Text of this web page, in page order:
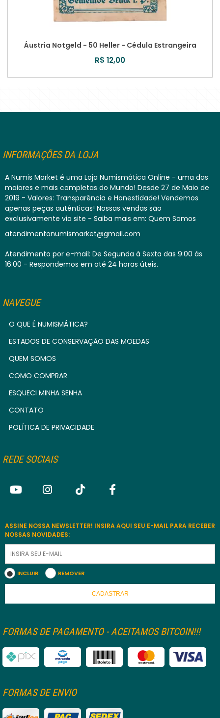
Áustria Notgeld - 50 Heller - Cédula Estrangeira
R$ 12,00
INFORMAÇÕES DA LOJA
A Numis Market é uma Loja Numismática Online - uma das
maiores e mais completas do Mundo! Desde 27 de Maio de
2019 - Valores: Transparência e Honestidade! Vendemos
apenas peças autênticas! Nossas vendas são
exclusivamente via site - Saiba mais em: Quem Somos
atendimentonumismarket@gmail.com
Atendimento por e-mail: De Segunda à Sexta das 9:00 às
16:00 - Respondemos em até 24 horas úteis.
NAVEGUE
O QUE É NUMISMÁTICA?
ESTADOS DE CONSERVAÇÃO DAS MOEDAS
QUEM SOMOS
COMO COMPRAR
ESQUECI MINHA SENHA
CONTATO
POLÍTICA DE PRIVACIDADE
REDE SOCIAIS
ASSINE NOSSA NEWSLETTER! INSIRA AQUI SEU E-MAIL PARA RECEBER
NOSSAS NOVIDADES:
INCLUIR REMOVER
CADASTRAR
FORMAS DE PAGAMENTO - ACEITAMOS BITCOIN!!!
FORMAS DE ENVIO